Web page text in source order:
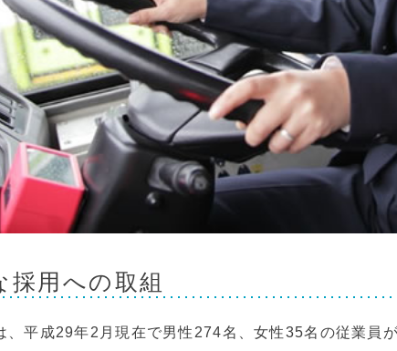
採用への取組
平成29年2月現在で男性274名、女性35名の従業員